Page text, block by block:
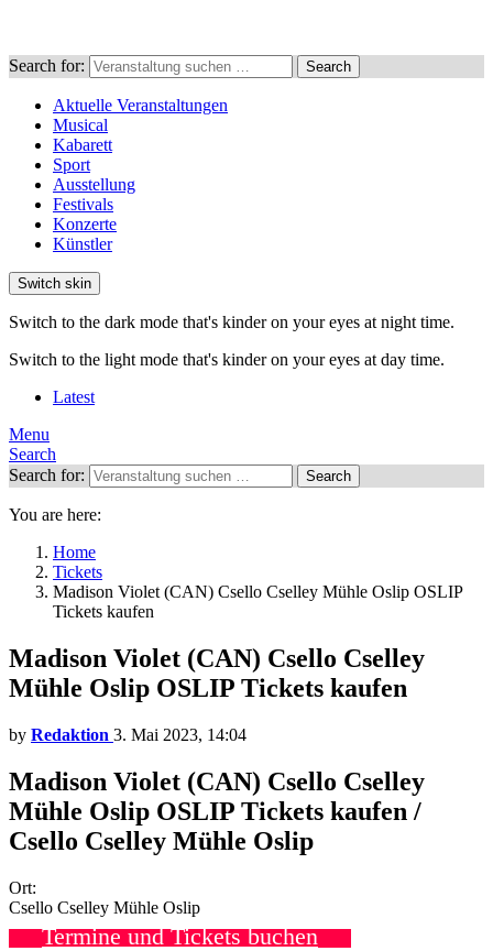
Search for: Search
Aktuelle Veranstaltungen
Musical
Kabarett
Sport
Ausstellung
Festivals
Konzerte
Künstler
Switch skin
Switch to the dark mode that's kinder on your eyes at night time.
Switch to the light mode that's kinder on your eyes at day time.
Latest
Menu
Search
Search for:
Search
You are here:
Home
Tickets
Madison Violet (CAN) Csello Cselley Mühle Oslip OSLIP
Tickets kaufen
Madison Violet (CAN) Csello Cselley
Mühle Oslip OSLIP Tickets kaufen
by Redaktion 3. Mai 2023, 14:04
Madison Violet (CAN) Csello Cselley
Mühle Oslip OSLIP Tickets kaufen /
Csello Cselley Mühle Oslip
Ort:
Csello Cselley Mühle Oslip
Termine und Tickets buchen